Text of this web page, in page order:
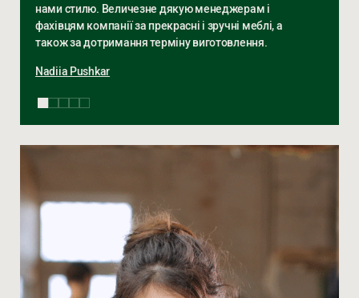
нами стилю. Величезне дякую менеджерам і
фахівцям компанії за прекрасні і зручні меблі, а
також за дотримання терміну виготовлення.
Nadiia Pushkar